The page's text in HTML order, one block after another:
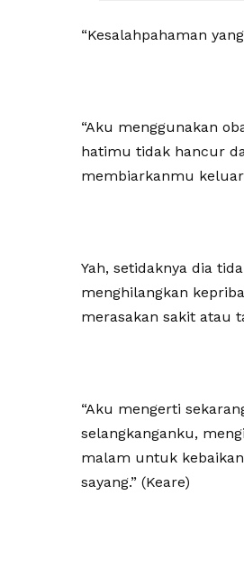
“Kesalahpahaman
“Aku menggunakan
hatimu tidak hancur
membiarkanmu
Yah, setidaknya dia
menghilangkan
merasakan sakit atau
“Aku mengerti
selangkanganku,
malam untuk
sayang.” (Keare)